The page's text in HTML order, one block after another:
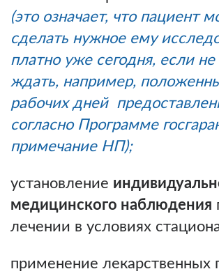
(это означает, что пациент
сделать нужное ему
платно уже сегодня, если не
ждать, например,
рабочих дней
согласно Программе
примечание НП);
установление
медицинского наблюдения
лечении в условиях
применение лекарственных